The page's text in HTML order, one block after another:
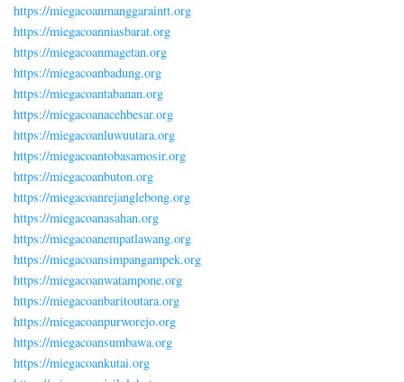
https://miegacoanmanggaraintt.org
https://miegacoanniasbarat.org
https://miegacoanmagetan.org
https://miegacoanbadung.org
https://miegacoantabanan.org
https://miegacoanacehbesar.org
https://miegacoanluwuutara.org
https://miegacoantobasamosir.org
https://miegacoanbuton.org
https://miegacoanrejanglebong.org
https://miegacoanasahan.org
https://miegacoanempatlawang.org
https://miegacoansimpangampek.org
https://miegacoanwatampone.org
https://miegacoanbaritoutara.org
https://miegacoanpurworejo.org
https://miegacoansumbawa.org
https://miegacoankutai.org